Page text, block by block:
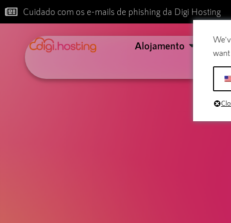
Cuidado com os e-mails de phishing da Digi Hosting
Alojamento